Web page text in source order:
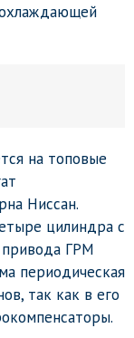
на топовые
Ниссан.
цилиндра с
ГРМ
периодическая
так как в его